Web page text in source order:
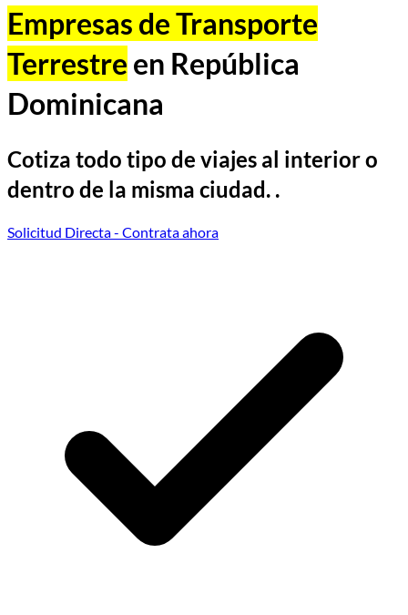
Empresas de Transporte
Terrestre en República
Dominicana
Cotiza todo tipo de viajes al interior o
dentro de la misma ciudad. .
Solicitud Directa- Contrata ahora